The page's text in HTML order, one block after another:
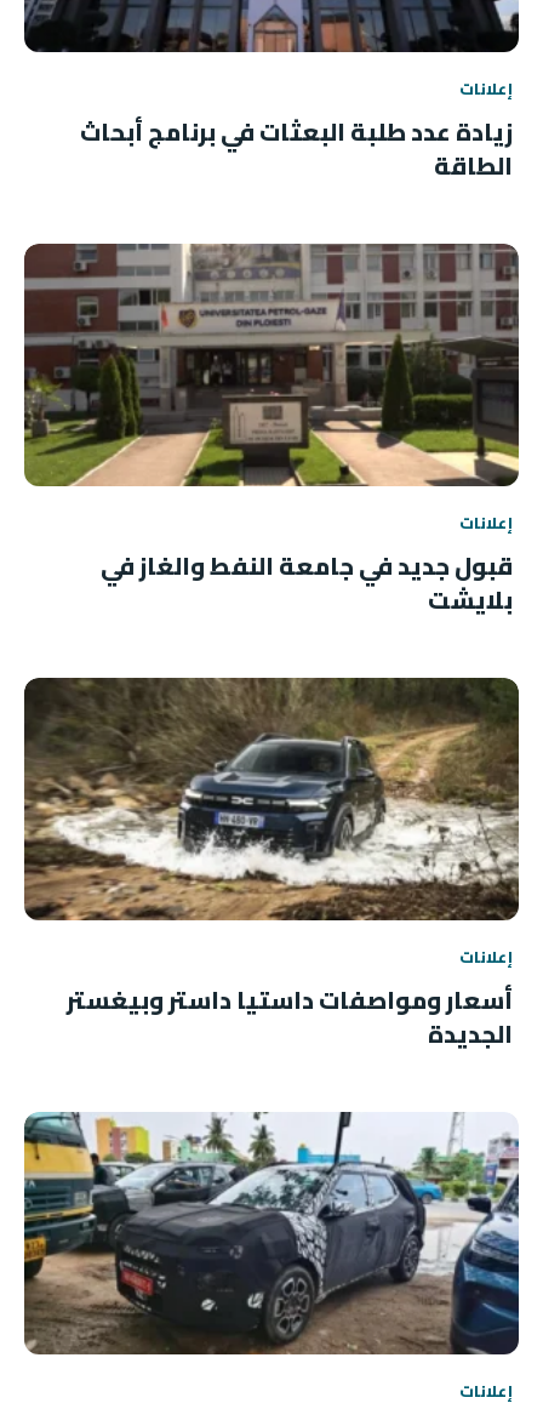
إعلانات
زيادة عدد طلبة البعثات في برنامج أبحاث
الطاقة
إعلانات
قبول جديد في جامعة النفط والغاز في
بلايشت
إعلانات
أسعار ومواصفات داستيا داستر وبيغستر
الجديدة
إعلانات